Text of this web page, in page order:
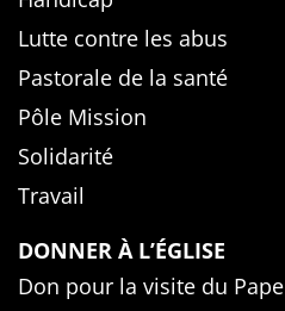
Lutte contre les abus
Pastorale de la santé
Pôle Mission
Solidarité
Travail
DONNER À L’ÉGLISE
Don pour la visite du Pape